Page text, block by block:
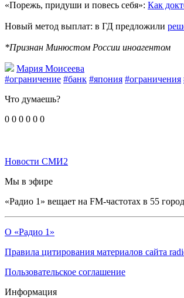
«Порежь, придуши и повесь себя»: Как
Новый метод выплат: в ГД предложили
*Признан Минюстом России иноагентом
Мария Моисеева
#ограничение #банк #япония #ограничения
Что думаешь?
0 0 0 0 0 0
Новости СМИ2
Мы в эфире
«Радио 1» вещает на FM-частотах в 55
О «Радио 1»
Правила цитирования материалов сайта
Пользовательское соглашение
Информация